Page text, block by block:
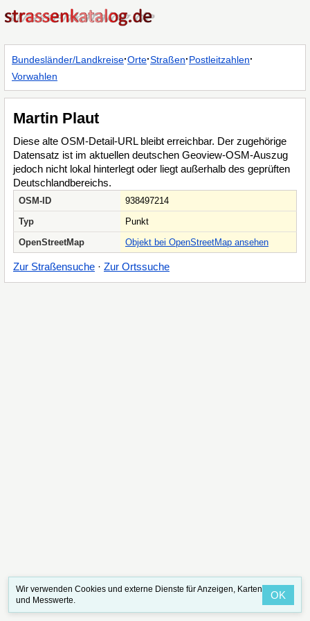
Bundesländer/Landkreise·Orte·Straßen·Postleitzahlen·
Vorwahlen
Martin Plaut
Diese alte OSM-Detail-URL bleibt erreichbar. Der zugehörige
Datensatz ist im aktuellen deutschen Geoview-OSM-Auszug
jedoch nicht lokal hinterlegt oder liegt außerhalb des geprüften
Deutschlandbereichs.
OSM-ID
938497214
Typ
Punkt
OpenStreetMap
Objekt bei OpenStreetMap ansehen
Zur Straßensuche · Zur Ortssuche
Wir verwenden Cookies und externe Dienste für Anzeigen, Karten
und Messwerte.
OK